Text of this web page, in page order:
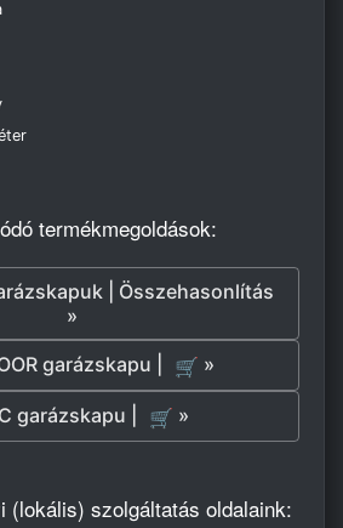
termékmegoldások:
| Összehasonlítás
»
garázskapu |
🛒 »
garázskapu | 🛒 »
(lokális) szolgáltatás oldalaink: